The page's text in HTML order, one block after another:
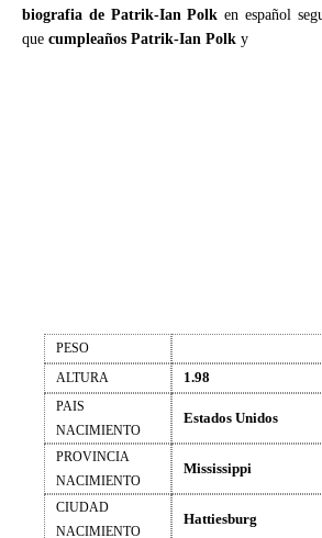
biografia de Patrik-Ian Polk en español
que cumpleaños Patrik-Ian Polk y
PESO
ALTURA
1.98
PAIS
NACIMIENTO
Estados Unidos
PROVINCIA
NACIMIENTO
Mississippi
CIUDAD
NACIMIENTO
Hattiesburg